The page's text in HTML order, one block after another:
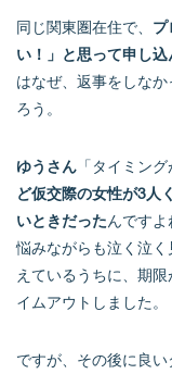
同じ関東圏在住で、 プ
い！」と思って申し込
はなぜ、返事をしな
ろう。
ゆうさん 「タイミン
ど仮交際の女性が3人
いときだったんですよ
悩みながらも泣く泣
えているうちに、期
イムアウトしました。
ですが、その後に良い